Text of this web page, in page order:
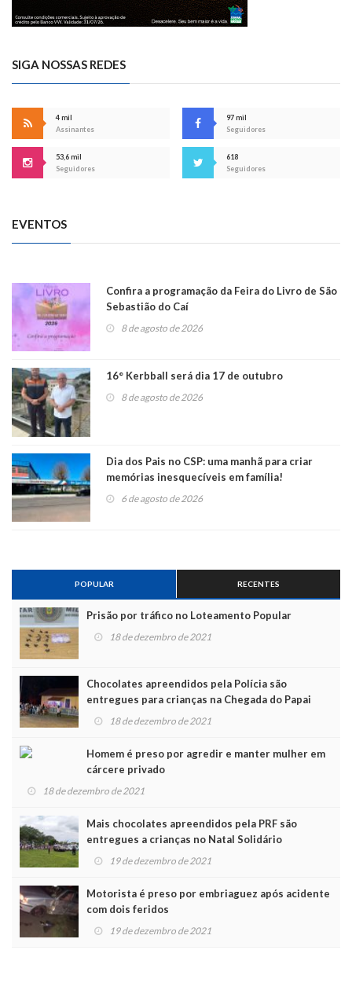
SIGA NOSSAS REDES
4 mil
Assinantes
97 mil
Seguidores
53,6 mil
Seguidores
618
Seguidores
EVENTOS
Confira a programação da Feira do Livro de São
Sebastião do Caí
8 de agosto de 2026
16° Kerbball será dia 17 de outubro
8 de agosto de 2026
Dia dos Pais no CSP: uma manhã para criar
memórias inesquecíveis em família!
6 de agosto de 2026
POPULAR RECENTES
Prisão por tráfico no Loteamento Popular
18 de dezembro de 2021
Chocolates apreendidos pela Polícia são
entregues para crianças na Chegada do Papai
Noel 18 de dezembro de 2021
Homem é preso por agredir e manter mulher em
cárcere privado
18 de dezembro de 2021
Mais chocolates apreendidos pela PRF são
entregues a crianças no Natal Solidário
19 de dezembro de 2021
Motorista é preso por embriaguez após acidente
com dois feridos
19 de dezembro de 2021